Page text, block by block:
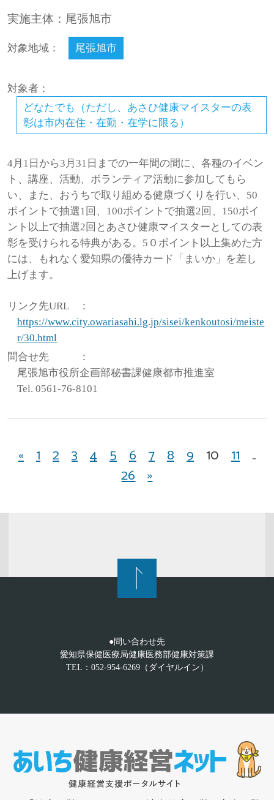
実施主体：尾張旭市
対象地域： 尾張旭市
対象者：
どなたでも（ただし、あさひ健康マイスターの表
彰は市内在住・在勤・在学に限る）
4月1日から3月31日までの一年間の間に、各種のイベン
ト、講座、活動、ボランティア活動に参加してもら
い、また、おうちで取り組める健康づくりを行い、50
ポイントで抽選1回、100ポイントで抽選2回、150ポイ
ント以上で抽選2回とあさひ健康マイスターとしての表
彰を受けられる特典がある。5０ポイント以上集めた方
には、もれなく愛知県の優待カード「まいか」を差し
上げます。
リンク先URL
：
https://www.city.owariasahi.lg.jp/sisei/kenkoutosi/meiste
r/30.html
問合せ先
：
尾張旭市役所企画部秘書課健康都市推進室
Tel. 0561-76-8101
« 1 2 3 4 5 6 7 8 9 10 11 ..
26 »
●問い合わせ先
愛知県保健医療局健康医務部健康対策課
TEL：052-954-6269（ダイヤルイン）